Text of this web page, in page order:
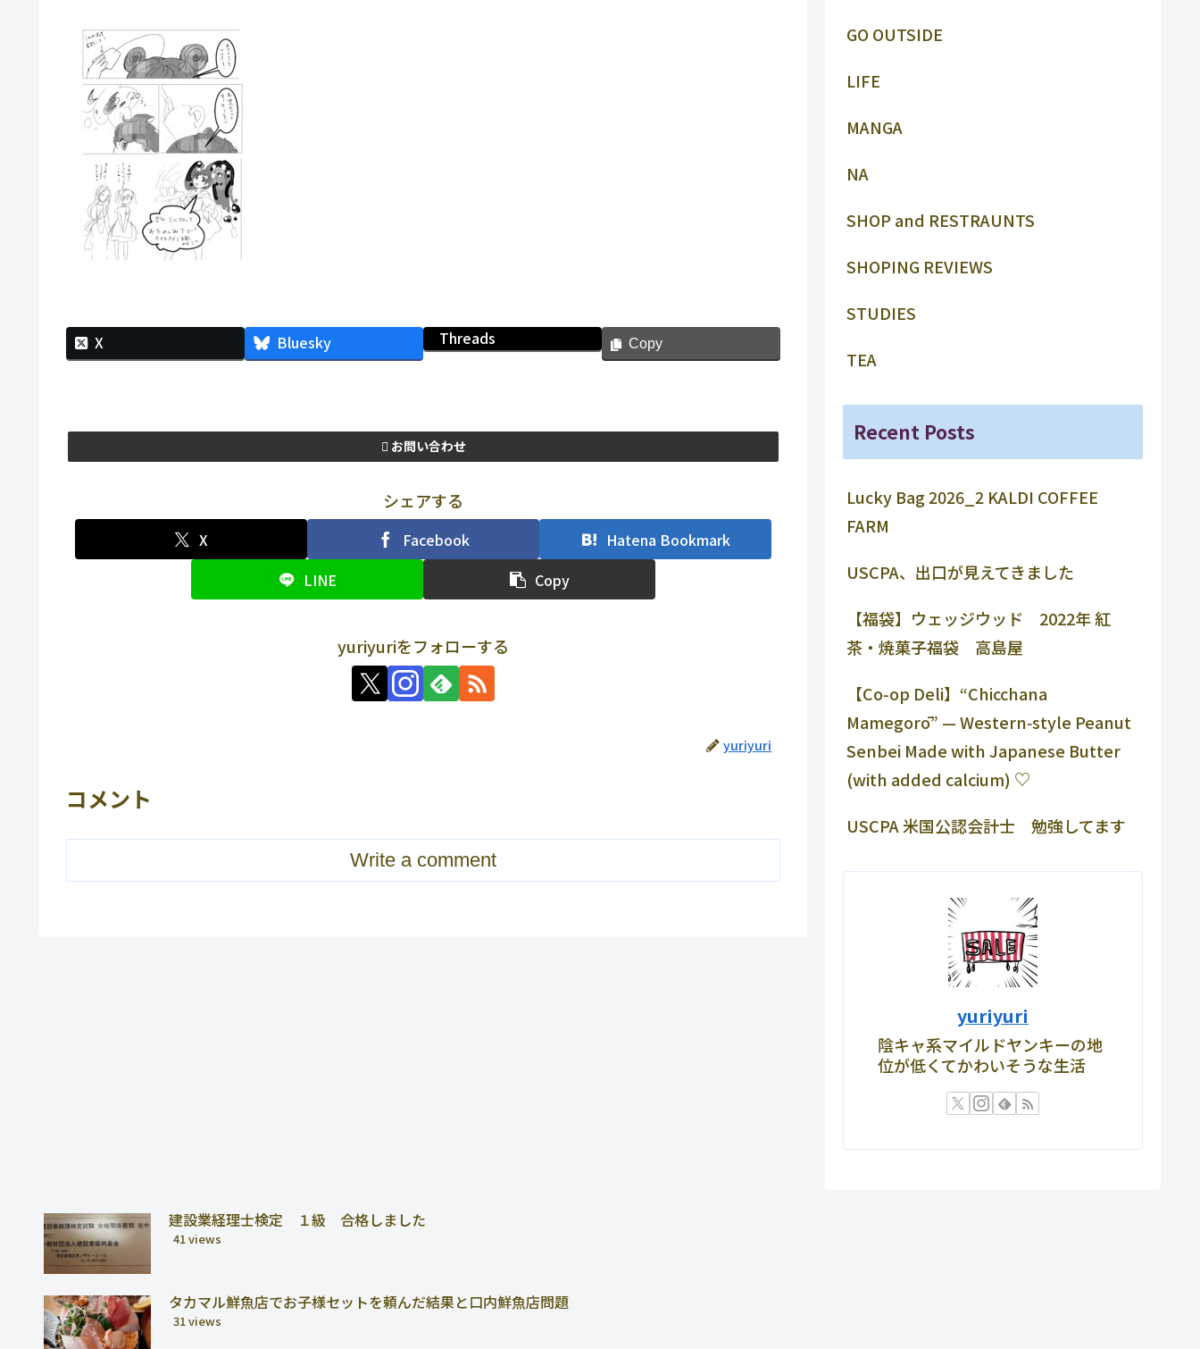
X Bluesky Threads Copy
お問い合わせ
シェアする
X Facebook
Hatena Bookmark
LINE
Copy
yuriyuriをフォローする
yuriyuri
コメント
Write a comment
GO OUTSIDE
LIFE
MANGA
NA
SHOP and RESTRAUNTS
SHOPING REVIEWS
STUDIES
TEA
Recent Posts
Lucky Bag 2026_2 KALDI COFFEE
FARM
USCPA、出口が見えてきました
【福袋】ウェッジウッド 2022年 紅
茶・焼菓子福袋 高島屋
【Co-op Deli】“Chicchana
Mamegorō” — Western‑style Peanut
Senbei Made with Japanese Butter
(with added calcium) ♡
USCPA 米国公認会計士 勉強してます
yuriyuri
陰キャ系マイルドヤンキーの地
位が低くてかわいそうな生活
建設業経理士検定 １級 合格しました
41 views
タカマル鮮魚店でお子様セットを頼んだ結果と口内鮮魚店問題
31 views